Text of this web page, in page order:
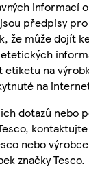
informací
předpisy
že může dojít
na
na
dotazů nebo
nebo
značky Tesco.